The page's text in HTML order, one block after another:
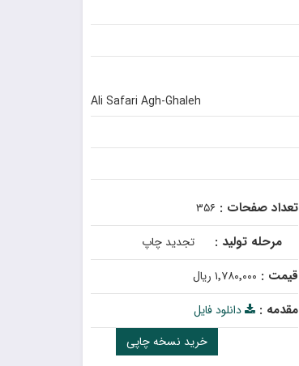
Ali Safari Agh-Ghaleh
تعداد صفحات :۳۵۶
مرحله تولید : تجدید چاپ
قیمت : ۱٬۷۸۰٬۰۰۰ ریال
مقدمه :
دانلود فایل
خرید نسخه چاپی